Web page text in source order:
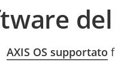
AXIS OS supportato